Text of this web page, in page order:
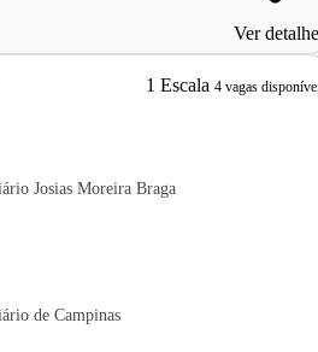
Ver
1 Escala 4 vagas
Josias Moreira Braga
de Campinas